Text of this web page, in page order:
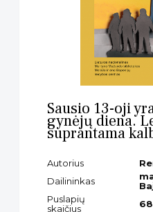
Sausio 13-oji
gynėjų diena.
suprantama
Autorius
Dailininkas
Puslapių
skaičius
68